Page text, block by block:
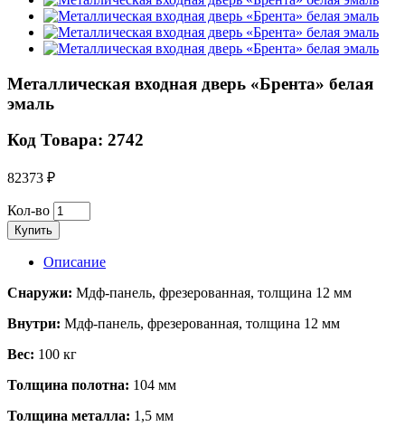
Металлическая входная дверь «Брента» белая
эмаль
Код Товара: 2742
82373 ₽
Кол-во
Купить
Описание
Снаружи: Мдф-панель, фрезерованная, толщина 12 мм
Внутри: Мдф-панель, фрезерованная, толщина 12 мм
Вес: 100 кг
Толщина полотна: 104 мм
Толщина металла: 1,5 мм